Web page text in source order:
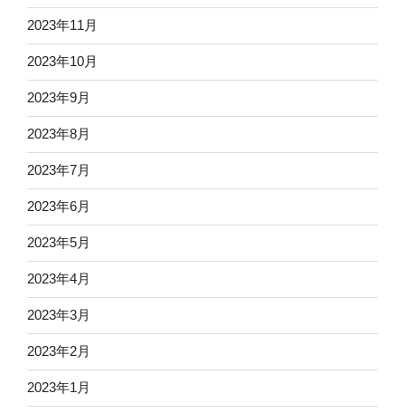
2023年11月
2023年10月
2023年9月
2023年8月
2023年7月
2023年6月
2023年5月
2023年4月
2023年3月
2023年2月
2023年1月